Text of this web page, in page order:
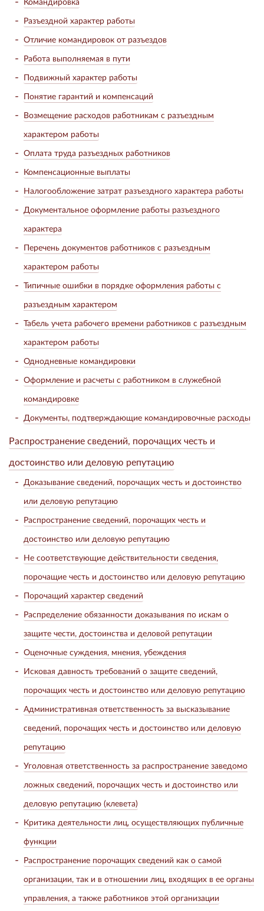
Разъездной характер работы
Отличие командировок от разъездов
Работа выполняемая в пути
Подвижный характер работы
Понятие гарантий и компенсаций
Возмещение расходов работникам с разъездным
характером работы
Оплата труда разъездных работников
Компенсационные выплаты
Налогообложение затрат разъездного характера работы
Документальное оформление работы разъездного
характера
Перечень документов работников с разъездным
характером работы
Типичные ошибки в порядке оформления работы с
разъездным характером
Табель учета рабочего времени работников с разъездным
характером работы
Однодневные командировки
Оформление и расчеты с работником в служебной
командировке
Документы, подтверждающие командировочные расходы
Распространение сведений, порочащих честь и
достоинство или деловую репутацию
Доказывание сведений, порочащих честь и достоинство
или деловую репутацию
Распространение сведений, порочащих честь и
достоинство или деловую репутацию
Не соответствующие действительности сведения,
порочащие честь и достоинство или деловую репутацию
Порочащий характер сведений
Распределение обязанности доказывания по искам о
защите чести, достоинства и деловой репутации
Оценочные суждения, мнения, убеждения
Исковая давность требований о защите сведений,
порочащих честь и достоинство или деловую репутацию
Административная ответственность за высказывание
сведений, порочащих честь и достоинство или деловую
репутацию
Уголовная ответственность за распространение заведомо
ложных сведений, порочащих честь и достоинство или
деловую репутацию (клевета)
Критика деятельности лиц, осуществляющих публичные
функции
Распространение порочащих сведений как о самой
организации, так и в отношении лиц, входящих в ее органы
управления, а также работников этой организации